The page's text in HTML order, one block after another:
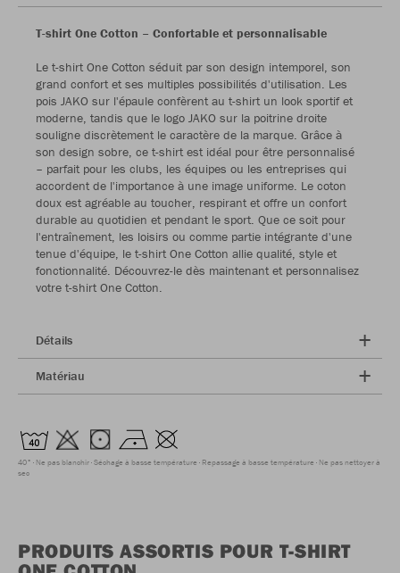
T-shirt One Cotton – Confortable et personnalisable
Le t-shirt One Cotton séduit par son design intemporel, son
grand confort et ses multiples possibilités d'utilisation. Les
pois JAKO sur l'épaule confèrent au t-shirt un look sportif et
moderne, tandis que le logo JAKO sur la poitrine droite
souligne discrètement le caractère de la marque. Grâce à
son design sobre, ce t-shirt est idéal pour être personnalisé
– parfait pour les clubs, les équipes ou les entreprises qui
accordent de l'importance à une image uniforme. Le coton
doux est agréable au toucher, respirant et offre un confort
durable au quotidien et pendant le sport. Que ce soit pour
l'entraînement, les loisirs ou comme partie intégrante d'une
tenue d'équipe, le t-shirt One Cotton allie qualité, style et
fonctionnalité. Découvrez-le dès maintenant et personnalisez
votre t-shirt One Cotton.
Détails
Matériau
40° Ne pas blanchir Séchage à basse température Repassage à basse température Ne pas nettoyer à
sec
PRODUITS ASSORTIS POUR T-SHIRT